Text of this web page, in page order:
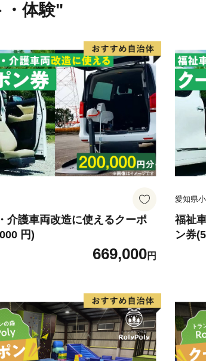
今後とも、皆様に愛されるま
り組んでまいりますので、宇都
ますようお願い申し上げます。
・体験"
介護車両改造に使えるクーポ
円)
669,000円
愛知県
福祉
ン券